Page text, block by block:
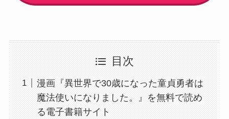
目次
漫画『異世界で30歳になった童貞勇者は
魔法使いになりました。』を無料で読め
る電子書籍サイト